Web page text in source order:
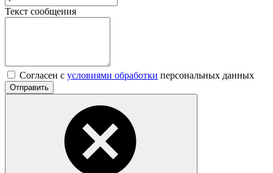
Текст сообщения
Согласен с условиями обработки персональных данных
Отправить